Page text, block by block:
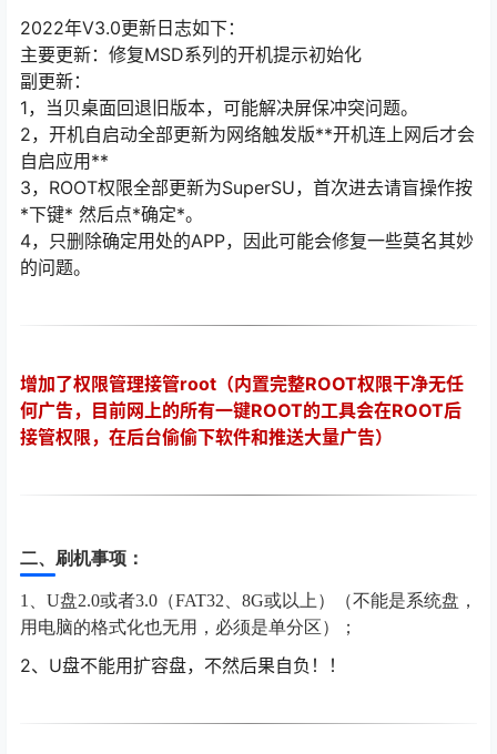
2022年V3.0更新日志如下：
主要更新：修复MSD系列的开机提示初始化
副更新：
1，当贝桌面回退旧版本，可能解决屏保冲突问题。
2，开机自启动全部更新为网络触发版**开机连上网后才会
自启应用**
3，ROOT权限全部更新为SuperSU，首次进去请盲操作按
*下键* 然后点*确定*。
4，只删除确定用处的APP，因此可能会修复一些莫名其妙
的问题。
增加了权限管理接管root（内置完整ROOT权限干净无任
何广告，目前网上的所有一键ROOT的工具会在ROOT后
接管权限，在后台偷偷下软件和推送大量广告）
二、刷机事项：
1、U盘2.0或者3.0（FAT32、8G或以上）（不能是系统盘，
用电脑的格式化也无用，必须是单分区）；
2、U盘不能用扩容盘，不然后果自负！！